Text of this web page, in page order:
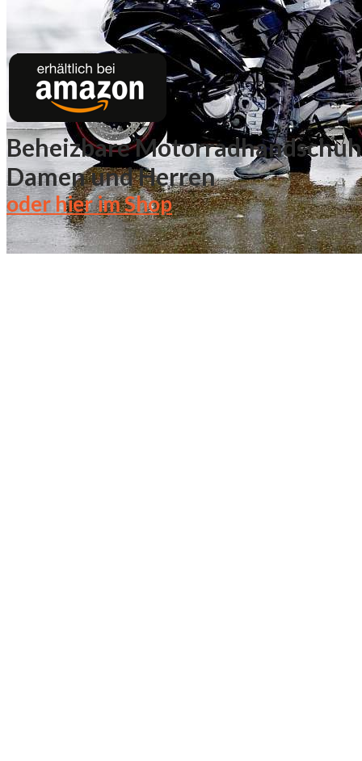
Beheizbare
Damen und Herren
oder hier im Shop